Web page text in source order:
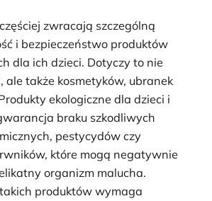
zwracają szczególną
i bezpieczeństwo produktów
dla ich dzieci. Dotyczy to nie
ale także kosmetyków, ubranek
ekologiczne dla dzieci i
braku szkodliwych
pestycydów czy
które mogą negatywnie
organizm malucha.
produktów wymaga